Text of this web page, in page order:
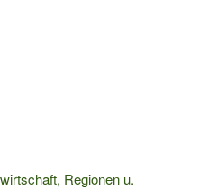
Regionen u.